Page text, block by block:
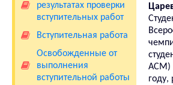
результатах проверки
вступительных работ
Вступительная работа
Освобожденные от
выполнения
вступительной работы
году,